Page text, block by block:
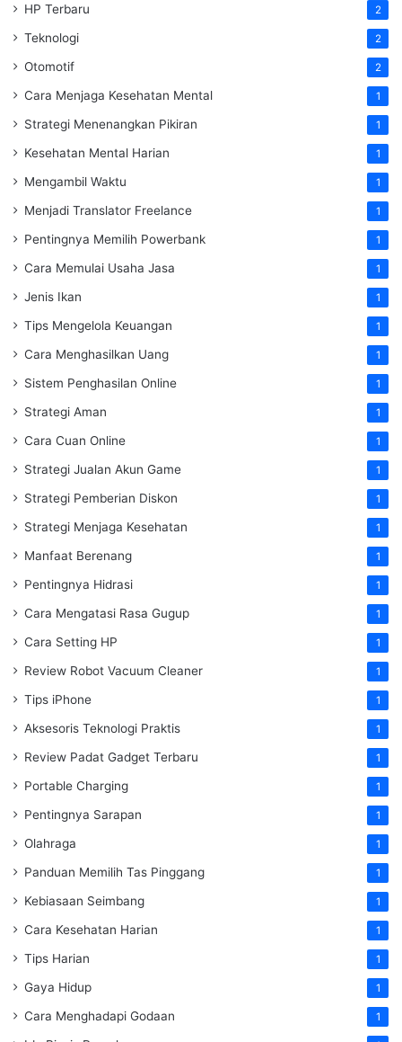
HP Terbaru 2
Teknologi 2
Otomotif 2
Cara Menjaga Kesehatan Mental 1
Strategi Menenangkan Pikiran 1
Kesehatan Mental Harian 1
Mengambil Waktu 1
Menjadi Translator Freelance 1
Pentingnya Memilih Powerbank 1
Cara Memulai Usaha Jasa 1
Jenis Ikan 1
Tips Mengelola Keuangan 1
Cara Menghasilkan Uang 1
Sistem Penghasilan Online 1
Strategi Aman 1
Cara Cuan Online 1
Strategi Jualan Akun Game 1
Strategi Pemberian Diskon 1
Strategi Menjaga Kesehatan 1
Manfaat Berenang 1
Pentingnya Hidrasi 1
Cara Mengatasi Rasa Gugup 1
Cara Setting HP 1
Review Robot Vacuum Cleaner 1
Tips iPhone 1
Aksesoris Teknologi Praktis 1
Review Padat Gadget Terbaru 1
Portable Charging 1
Pentingnya Sarapan 1
Olahraga 1
Panduan Memilih Tas Pinggang 1
Kebiasaan Seimbang 1
Cara Kesehatan Harian 1
Tips Harian 1
Gaya Hidup 1
Cara Menghadapi Godaan 1